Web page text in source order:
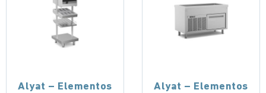
Alyat – Elementos
Alyat – Elementos